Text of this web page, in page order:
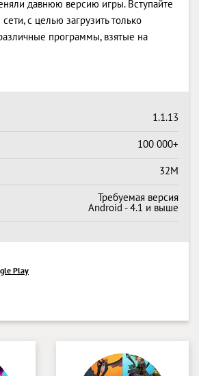
давнюю версию игры. Вступайте
с целью загрузить только
программы, взятые на
1.1.13
100 000+
32M
Требуемая версия
Android - 4.1 и выше
Play